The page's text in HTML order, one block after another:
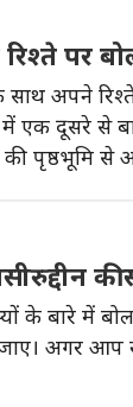
पर
साथ अपने
एक दूसरे से
की पृष्ठभूमि से
के बारे में
जाए। अगर